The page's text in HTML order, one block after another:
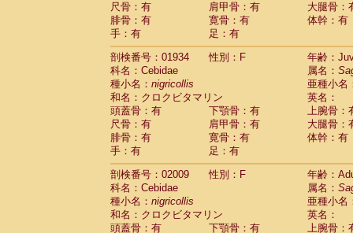
Atelidae Ateles paniscus
Atelidae Atelesspp.
Atelidae Lagothrix lagothricha
AtelidaeLagothrix lagothricha cana(0)
Pitheciidae
Cacajao calvus
Pitheciidae
Callicebus cupreus(2)
Pitheciidae Callicebus donacophilus(0)
PitheciidaeCallicebus moloch(0)
Pitheciidae Callicebus torquatus(0)
Pitheciidae Callicebus
Pitheciidae Chiropotes satanas
Pitheciidae Pithecia monachus
Pitheciidae Pithecia pithecia (0)
Cercopithecidae Cercocebus agilis (0)
Cercopithecidae
Cercocebus
Cercopithecidae
Cercocebus
CercopithecidaeCercocebus
尺骨：有
肩甲骨：有
大腿骨：
腓骨：有
寛骨：有
体幹：有
手：有
足：有
剖検番号：01934
性別：F
年齢：
科名：Cebidae
属名：
種小名： nigricollis
亜種小名
和名：クロクビタマリン
英名：
頭蓋骨：有
下顎骨：有
上腕骨：
尺骨：有
肩甲骨：有
大腿骨：
腓骨：有
寛骨：有
体幹：有
手：有
足：有
剖検番号：02009
性別：F
年齢：
科名：Cebidae
属名：
種小名： nigricollis
亜種小名
和名：クロクビタマリン
英名：
頭蓋骨：有
下顎骨：有
上腕骨：